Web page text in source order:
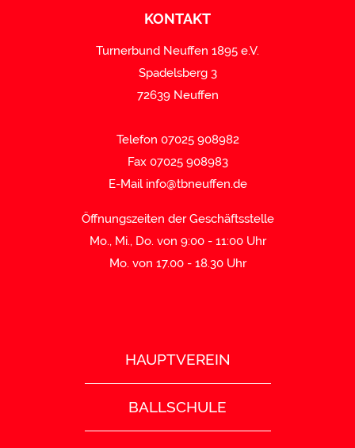
KONTAKT
Turnerbund Neuffen 1895 e.V.
Spadelsberg 3
72639 Neuffen
Telefon 07025 908982
Fax 07025 908983
E-Mail info@tbneuffen.de
Öffnungszeiten der Geschäftsstelle
Mo., Mi., Do. von 9:00 - 11:00 Uhr
Mo. von 17.00 - 18.30 Uhr
HAUPTVEREIN
BALLSCHULE